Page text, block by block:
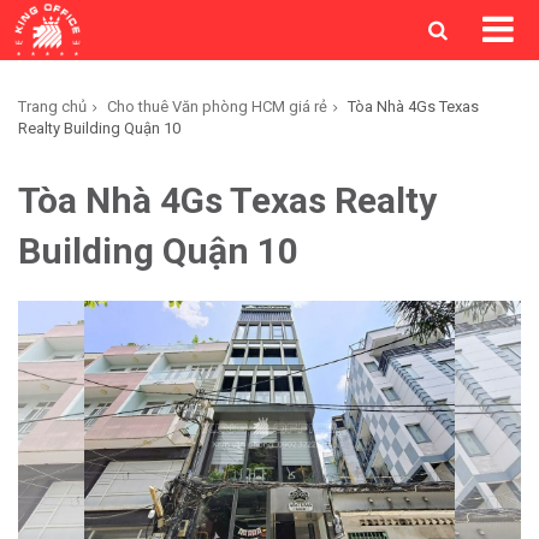
Trang chủ Cho thuê Văn phòng HCM giá rẻ
Tòa Nhà 4Gs Texas
Realty Building Quận 10
Tòa Nhà 4Gs Texas Realty
Building Quận 10